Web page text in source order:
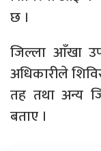
छ ।
जिल्ला आँखा
अधिकारीले
तह तथा अन्य
बताए ।